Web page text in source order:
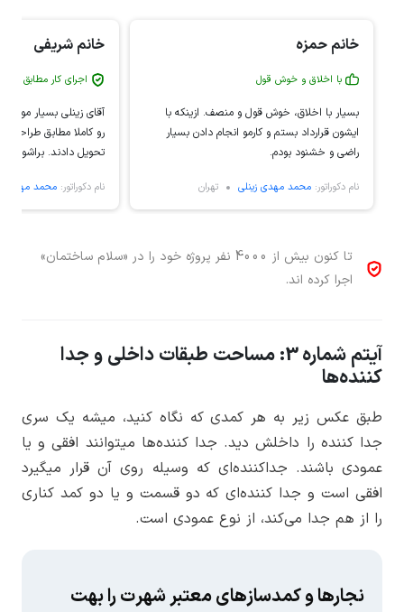
خانم حمزه
با اخلاق و خوش قول
بسیار با اخلاق، خوش قول و منصف. ازینکه با
ایشون قرارداد بستم و کارمو انجام دادن بسیار
راضی و خشنود بودم.
نام دکوراتور: محمد مهدی زینلی تهران
خانم شریفی
اجرای کار مطابق با
آقای زینلی بسیار
رو کاملا مطابق طراحی
تحویل دادند. براشون
نام دکوراتور: محمد مهدی
تا کنون بیش از 4000 نفر پروژه خود را در «سلام ساختمان»
اجرا کرده اند.
آیتم شماره 3: مساحت طبقات داخلی و جدا
کننده‌ها
طبق عکس زیر به هر کمدی که نگاه کنید، میشه یک سری
جدا کننده را داخلش دید. جدا کننده‌ها میتوانند افقی و یا
عمودی باشند. جداکننده‌ای که وسیله روی آن قرار میگیرد
افقی است و جدا کننده‌ای که دو قسمت و یا دو کمد کناری
را از هم جدا می‌کند، از نوع عمودی است.
نجارها و کمدسازهای معتبر شهرت را بهت